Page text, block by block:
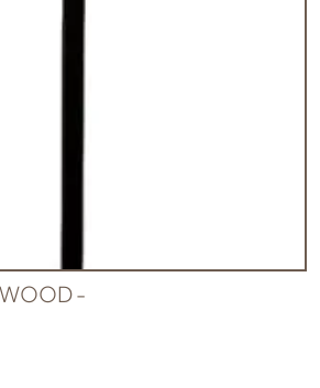
-